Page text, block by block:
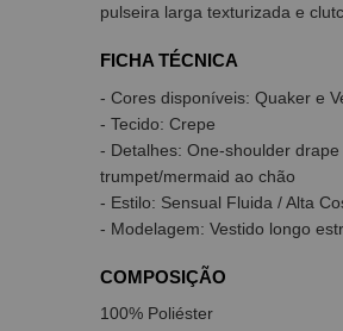
pulseira larga texturizada e
FICHA TÉCNICA
- Cores disponíveis: Quaker e
- Tecido: Crepe
- Detalhes: One-shoulder
trumpet/mermaid ao chão
- Estilo: Sensual Fluida / Alta
- Modelagem: Vestido longo
COMPOSIÇÃO
100% Poliéster